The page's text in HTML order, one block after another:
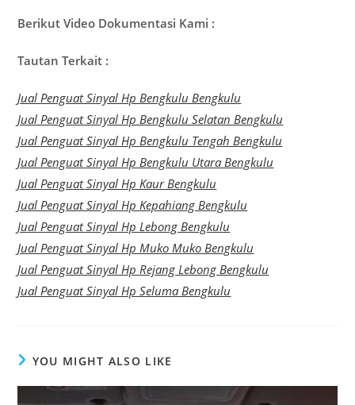
Berikut Video Dokumentasi Kami :
Tautan Terkait :
Jual Penguat Sinyal Hp Bengkulu Bengkulu
Jual Penguat Sinyal Hp Bengkulu Selatan Bengkulu
Jual Penguat Sinyal Hp Bengkulu Tengah Bengkulu
Jual Penguat Sinyal Hp Bengkulu Utara Bengkulu
Jual Penguat Sinyal Hp Kaur Bengkulu
Jual Penguat Sinyal Hp Kepahiang Bengkulu
Jual Penguat Sinyal Hp Lebong Bengkulu
Jual Penguat Sinyal Hp Muko Muko Bengkulu
Jual Penguat Sinyal Hp Rejang Lebong Bengkulu
Jual Penguat Sinyal Hp Seluma Bengkulu
YOU MIGHT ALSO LIKE